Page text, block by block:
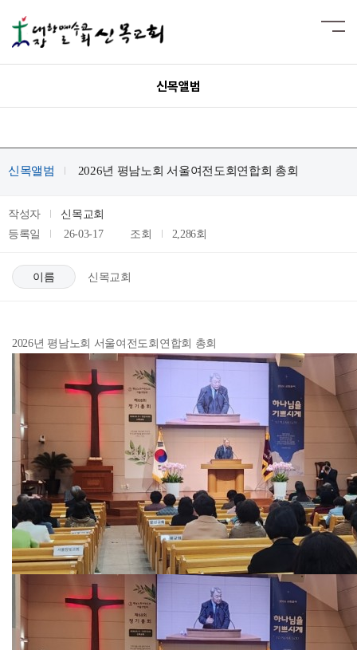
신목앨범
신목앨범 2026년 평남노회 서울여전도회연합회 총회
작성자
신목교회
등록일
26-03-17 조회 2,286회
이름 신목교회
2026년 평남노회 서울여전도회연합회 총회